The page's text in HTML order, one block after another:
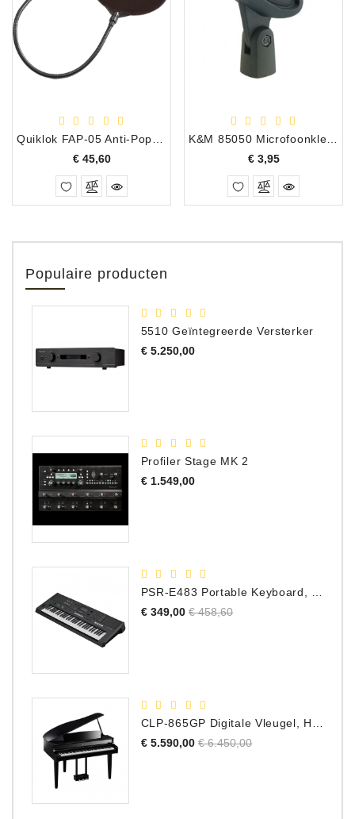
€ 45,60Prijs
€ 3,95Prijs
Populaire producten
5510 Geïntegreerde Versterker
€ 5.250,00Prijs
Profiler Stage MK 2
€ 1.549,00Prijs
€ 349,00 Normale
€ 458,60Prijs
€ 5.590,00 Normale
€ 6.450,00Prijs